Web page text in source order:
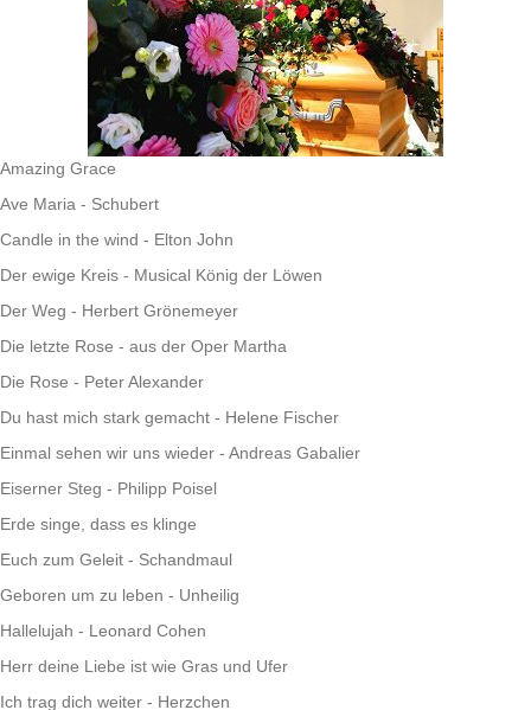
Amazing Grace
Ave Maria - Schubert
Candle in the wind - Elton John
Der ewige Kreis - Musical König der Löwen
Der Weg - Herbert Grönemeyer
Die letzte Rose - aus der Oper Martha
Die Rose - Peter Alexander
Du hast mich stark gemacht - Helene Fischer
Einmal sehen wir uns wieder - Andreas Gabalier
Eiserner Steg - Philipp Poisel
Erde singe, dass es klinge
Euch zum Geleit - Schandmaul
Geboren um zu leben - Unheilig
Hallelujah - Leonard Cohen
Herr deine Liebe ist wie Gras und Ufer
Ich trag dich weiter - Herzchen